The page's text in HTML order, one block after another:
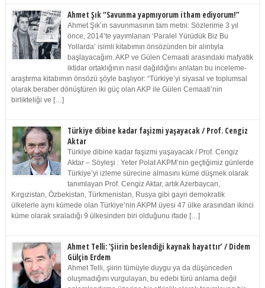
Ahmet Şık “Savunma yapmıyorum itham ediyorum!”
Ahmet Şık’ın savunmasının tam metni: Sözlerime 3 yıl
önce, 2014’te yayımlanan ‘Paralel Yürüdük Biz Bu
Yollarda’ isimli kitabımın önsözünden bir alıntıyla
başlayacağım. AKP ve Gülen Cemaati arasındaki mafyatik
iktidar ortaklığının nasıl dağıldığını anlatan bu inceleme-
araştırma kitabımın önsözü şöyle başlıyor: “Türkiye’yi siyasal ve toplumsal
olarak beraber dönüştüren iki güç olan AKP ile Gülen Cemaati’nin
birlikteliği ve […]
Türkiye dibine kadar faşizmi yaşayacak / Prof. Cengiz
Aktar
Türkiye dibine kadar faşizmi yaşayacak / Prof. Cengiz
Aktar – Söyleşi : Yeter Polat AKPM’nin geçtiğimiz günlerde
Türkiye’yi izleme sürecine almasını küme düşmek olarak
tanımlayan Prof. Cengiz Aktar, artık Azerbaycan,
Kırgızistan, Özbekistan, Türkmenistan, Rusya gibi gayri demokratik
ülkelerle aynı kümede olan Türkiye’nin AKPM üyesi 47 ülke arasından ikinci
küme olarak sıraladığı 9 ülkesinden biri olduğunu ifade […]
Ahmet Telli: ‘Şiirin beslendiği kaynak hayattır’ / Didem
Gülçin Erdem
Ahmet Telli, şiirin tümüyle duygu ya da düşünceden
oluşmadığını vurgulayan, bu edebi türü anlama değil